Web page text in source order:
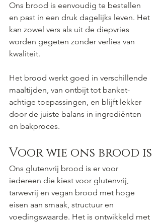
Ons brood is eenvoudig te bestellen
en past in een druk dagelijks leven. Het
kan zowel vers als uit de diepvries
worden gegeten zonder verlies van
kwaliteit.
Het brood werkt goed in verschillende
maaltijden, van ontbijt tot banket-
achtige toepassingen, en blijft lekker
door de juiste balans in ingrediënten
en bakproces.
Voor wie ons brood is
Ons glutenvrij brood is er voor
iedereen die kiest voor glutenvrij,
tarwevrij en vegan brood met hoge
eisen aan smaak, structuur en
voedingswaarde. Het is ontwikkeld met